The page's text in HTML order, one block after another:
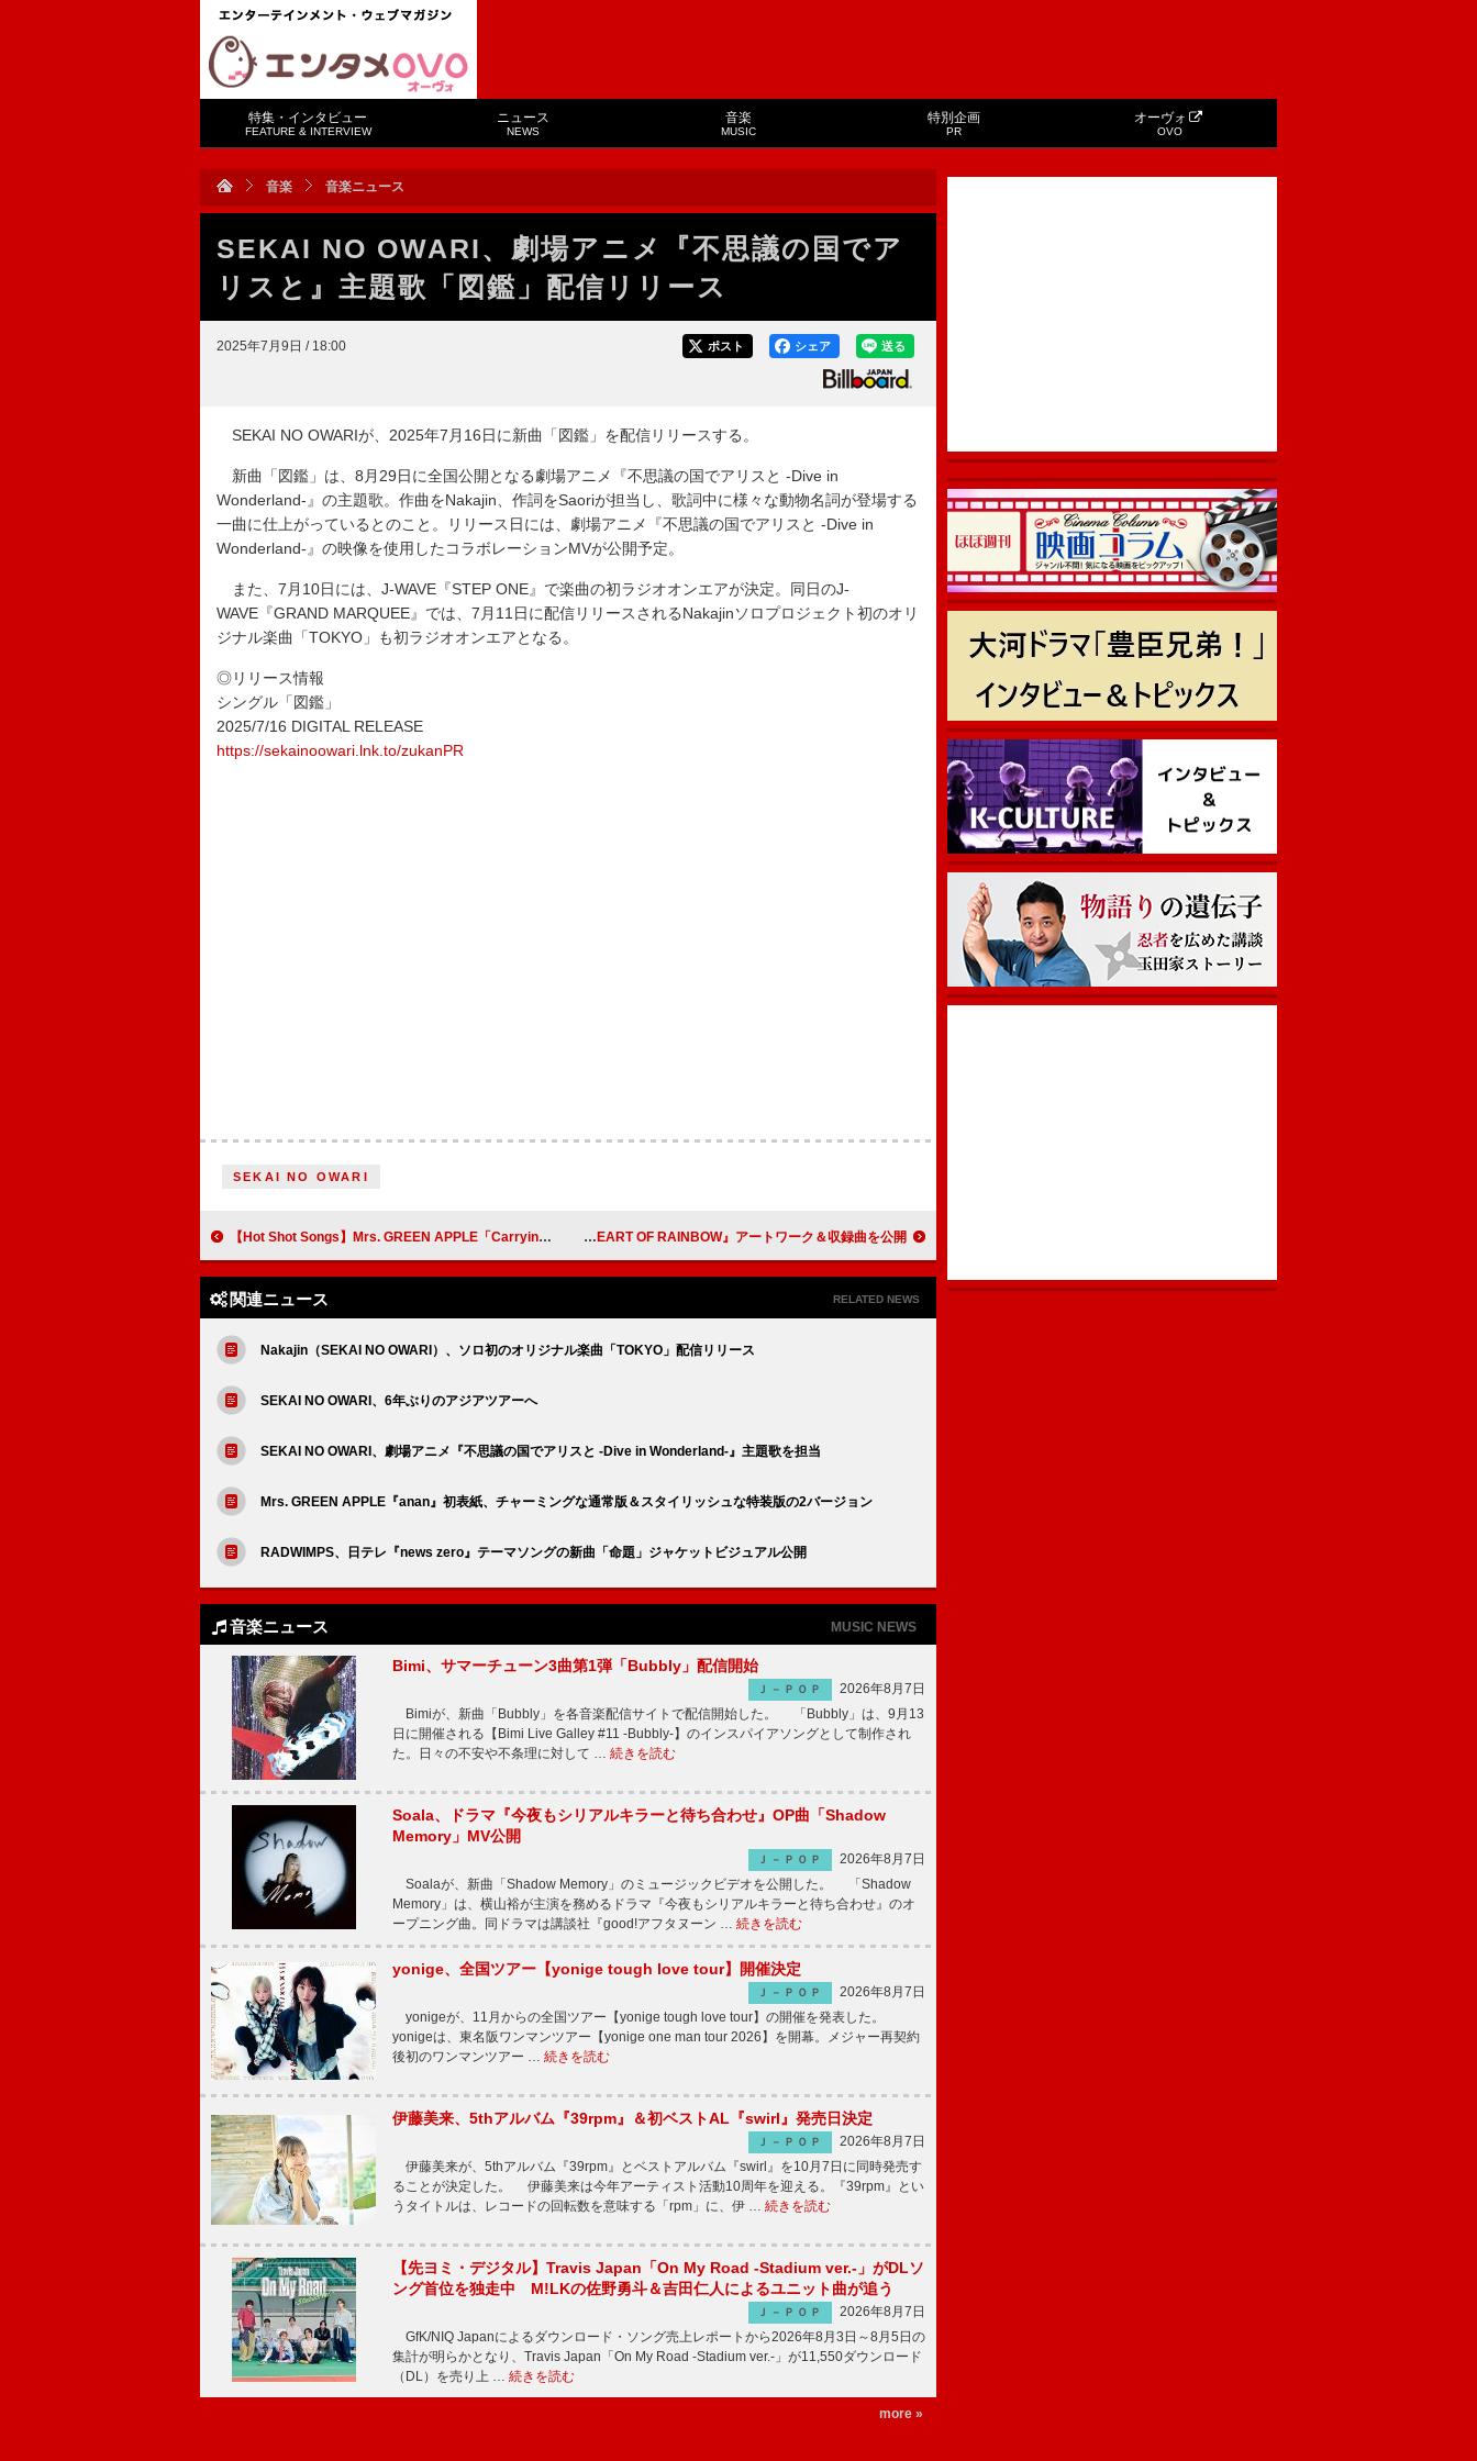
特集・インタビュー
FEATURE & INTERVIEW
ニュース
NEWS
音楽
MUSIC
特別企画
PR
オーヴォ
OVO
音楽 音楽ニュース
SEKAI NO OWARI、劇場アニメ『不思議の国でア
リスと』主題歌「図鑑」配信リリース
2025年7月9日 / 18:00 送る
シェア
ポスト
SEKAI NO OWARIが、2025年7月16日に新曲「図鑑」を配信リリースする。
新曲「図鑑」は、8月29日に全国公開となる劇場アニメ『不思議の国でアリスと -Dive in
Wonderland-』の主題歌。作曲をNakajin、作詞をSaoriが担当し、歌詞中に様々な動物名詞が登場する
一曲に仕上がっているとのこと。リリース日には、劇場アニメ『不思議の国でアリスと -Dive in
Wonderland-』の映像を使用したコラボレーションMVが公開予定。
また、7月10日には、J-WAVE『STEP ONE』で楽曲の初ラジオオンエアが決定。同日のJ-
WAVE『GRAND MARQUEE』では、7月11日に配信リリースされるNakajinソロプロジェクト初のオリ
ジナル楽曲「TOKYO」も初ラジオオンエアとなる。
◎リリース情報
シングル「図鑑」
2025/7/16 DIGITAL RELEASE
https://sekainoowari.lnk.to/zukanPR
SEKAI NO OWARI
【Hot Shot Songs】Mrs. GREEN APPLE「Carrying Happiness」首位、「イケナイ太陽」ほか夏曲も複数上昇 THE ALFEE、ニューシングル『HEART OF RAINBOW』アートワーク＆収録曲を公開
関連ニュース RELATED NEWS
Nakajin（SEKAI NO OWARI）、ソロ初のオリジナル楽曲「TOKYO」配信リリース
SEKAI NO OWARI、6年ぶりのアジアツアーへ
SEKAI NO OWARI、劇場アニメ『不思議の国でアリスと -Dive in Wonderland-』主題歌を担当
Mrs. GREEN APPLE『anan』初表紙、チャーミングな通常版＆スタイリッシュな特装版の2バージョン
RADWIMPS、日テレ『news zero』テーマソングの新曲「命題」ジャケットビジュアル公開
音楽ニュース MUSIC NEWS
Bimi、サマーチューン3曲第1弾「Bubbly」配信開始
Ｊ－ＰＯＰ
2026年8月7日
Bimiが、新曲「Bubbly」を各音楽配信サイトで配信開始した。 「Bubbly」は、9月13
日に開催される【Bimi Live Galley #11 -Bubbly-】のインスパイアソングとして制作され
た。日々の不安や不条理に対して … 続きを読む
Soala、ドラマ『今夜もシリアルキラーと待ち合わせ』OP曲「Shadow
Memory」MV公開
Ｊ－ＰＯＰ
2026年8月7日
Soalaが、新曲「Shadow Memory」のミュージックビデオを公開した。 「Shadow
Memory」は、横山裕が主演を務めるドラマ『今夜もシリアルキラーと待ち合わせ』のオ
ープニング曲。同ドラマは講談社『good!アフタヌーン … 続きを読む
yonige、全国ツアー【yonige tough love tour】開催決定
Ｊ－ＰＯＰ
2026年8月7日
yonigeが、11月からの全国ツアー【yonige tough love tour】の開催を発表した。
yonigeは、東名阪ワンマンツアー【yonige one man tour 2026】を開幕。メジャー再契約
後初のワンマンツアー … 続きを読む
伊藤美来、5thアルバム『39rpm』＆初ベストAL『swirl』発売日決定
Ｊ－ＰＯＰ
2026年8月7日
伊藤美来が、5thアルバム『39rpm』とベストアルバム『swirl』を10月7日に同時発売す
ることが決定した。 伊藤美来は今年アーティスト活動10周年を迎える。『39rpm』とい
うタイトルは、レコードの回転数を意味する「rpm」に、伊 … 続きを読む
【先ヨミ・デジタル】Travis Japan「On My Road -Stadium ver.-」がDLソ
ング首位を独走中 M!LKの佐野勇斗＆吉田仁人によるユニット曲が追う
Ｊ－ＰＯＰ
2026年8月7日
GfK/NIQ Japanによるダウンロード・ソング売上レポートから2026年8月3日～8月5日の
集計が明らかとなり、Travis Japan「On My Road -Stadium ver.-」が11,550ダウンロード
（DL）を売り上 … 続きを読む
more »